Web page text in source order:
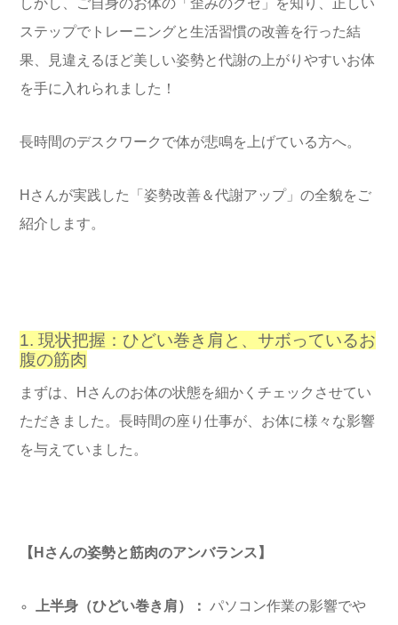
ステップでトレーニングと生活習慣の改善を行った結
果、見違えるほど美しい姿勢と代謝の上がりやすいお体
を手に入れられました！
長時間のデスクワークで体が悲鳴を上げている方へ。
Hさんが実践した「姿勢改善＆代謝アップ」の全貌をご
紹介します。
1. 現状把握：ひどい巻き肩と、サボっているお
腹の筋肉
まずは、Hさんのお体の状態を細かくチェックさせてい
ただきました。長時間の座り仕事が、お体に様々な影響
を与えていました。
【Hさんの姿勢と筋肉のアンバランス】
上半身（ひどい巻き肩）： パソコン作業の影響でや